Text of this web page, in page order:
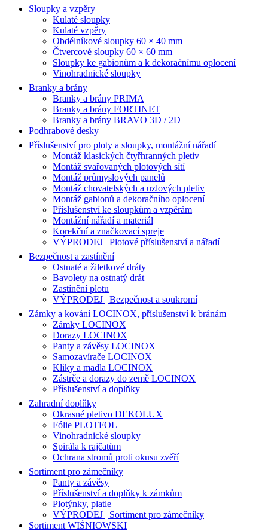
Sloupky a vzpěry
Kulaté sloupky
Kulaté vzpěry
Obdélníkové sloupky 60 × 40 mm
Čtvercové sloupky 60 × 60 mm
Sloupky ke gabionům a k dekoračnímu oplocení
Vinohradnické sloupky
Branky a brány
Branky a brány PRIMA
Branky a brány FORTINET
Branky a brány BRAVO 3D / 2D
Podhrabové desky
Příslušenství pro ploty a sloupky, montážní nářadí
Montáž klasických čtyřhranných pletiv
Montáž svařovaných plotových sítí
Montáž průmyslových panelů
Montáž chovatelských a uzlových pletiv
Montáž gabionů a dekoračního oplocení
Příslušenství ke sloupkům a vzpěrám
Montážní nářadí a materiál
Korekční a značkovací spreje
VÝPRODEJ | Plotové příslušenství a nářadí
Bezpečnost a zastínění
Ostnaté a žiletkové dráty
Bavolety na ostnatý drát
Zastínění plotu
VÝPRODEJ | Bezpečnost a soukromí
Zámky a kování LOCINOX, příslušenství k bránám
Zámky LOCINOX
Dorazy LOCINOX
Panty a závěsy LOCINOX
Samozavírače LOCINOX
Kliky a madla LOCINOX
Zástrče a dorazy do země LOCINOX
Příslušenství a doplňky
Zahradní doplňky
Okrasné pletivo DEKOLUX
Fólie PLOTFOL
Vinohradnické sloupky
Spirála k rajčatům
Ochrana stromů proti okusu zvěří
Sortiment pro zámečníky
Panty a závěsy
Příslušenství a doplňky k zámkům
Plotýnky, platle
VÝPRODEJ | Sortiment pro zámečníky
Sortiment WIŚNIOWSKI